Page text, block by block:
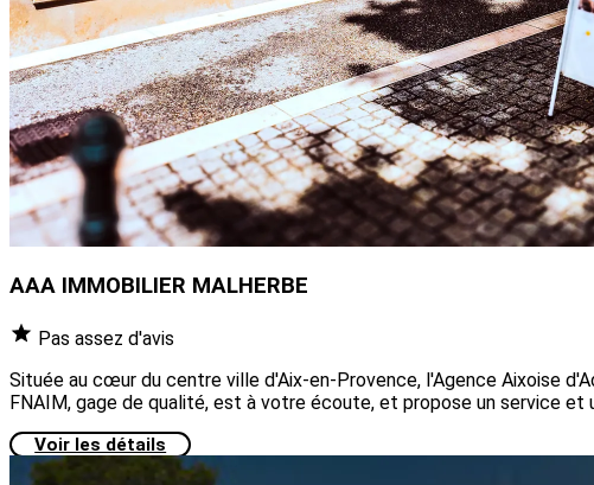
AAA IMMOBILIER MALHERBE
Pas assez d'avis
Située au cœur du centre ville d'Aix-en-Provence, l'Agence Aixoise
FNAIM, gage de qualité, est à votre écoute, et propose un service
Voir les détails